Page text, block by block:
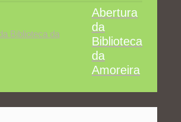
Abertura
da
Biblioteca
da
Amoreira